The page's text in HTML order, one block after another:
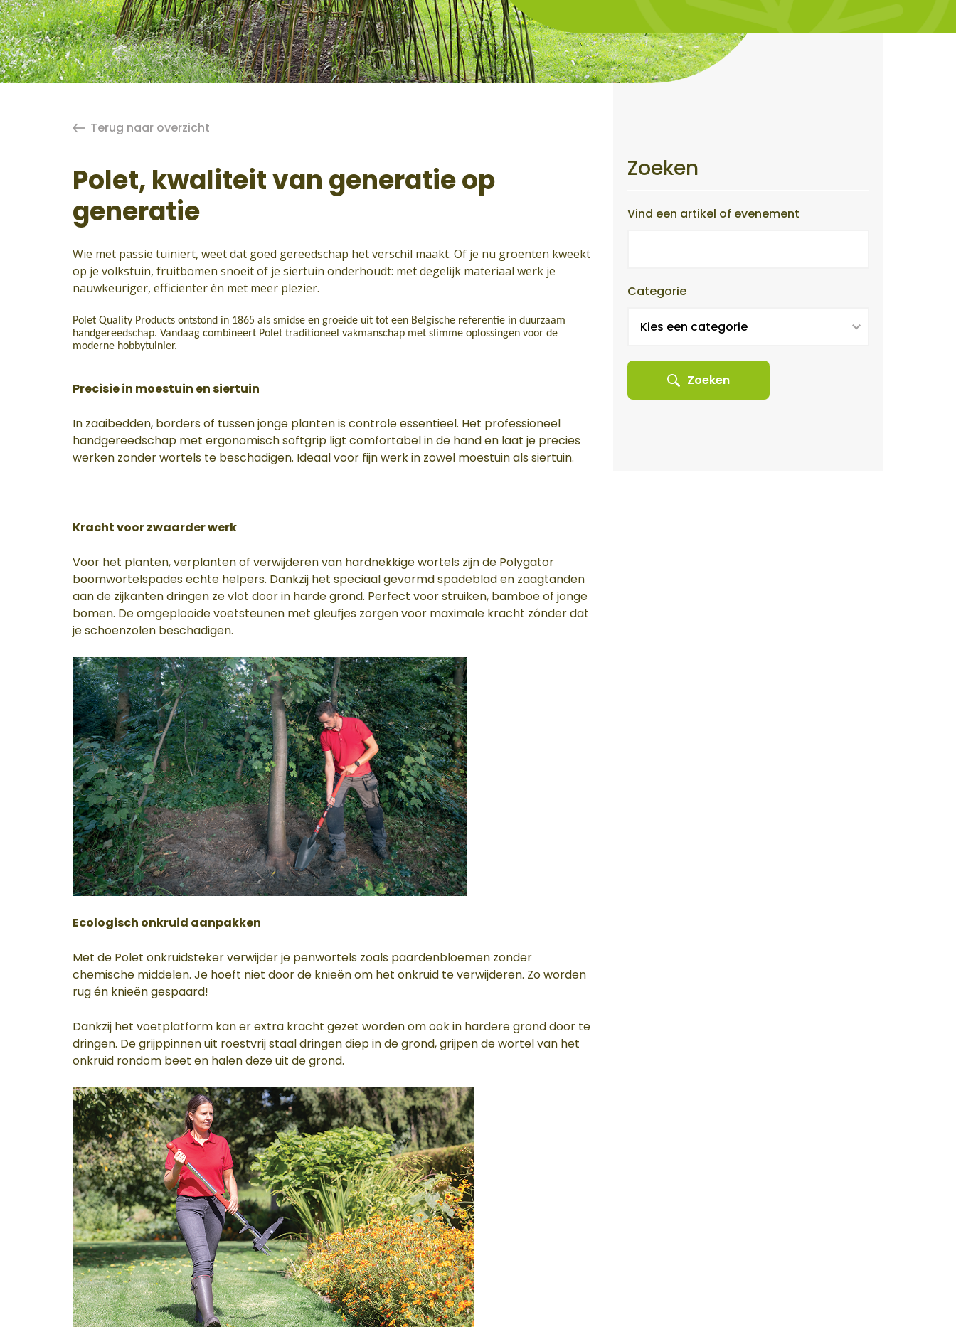
Terug naar overzicht
Polet, kwaliteit van generatie op
generatie
Wie met passie tuiniert, weet dat goed gereedschap het verschil maakt. Of je nu groenten kweekt
op je volkstuin, fruitbomen snoeit of je siertuin onderhoudt: met degelijk materiaal werk je
nauwkeuriger, efficiënter én met meer plezier.
Polet Quality Products ontstond in 1865 als smidse en groeide uit tot een Belgische referentie in duurzaam
handgereedschap. Vandaag combineert Polet traditioneel vakmanschap met slimme oplossingen voor de
moderne hobbytuinier.
Precisie in moestuin en siertuin
In zaaibedden, borders of tussen jonge planten is controle essentieel. Het professioneel
handgereedschap met ergonomisch softgrip ligt comfortabel in de hand en laat je precies
werken zonder wortels te beschadigen. Ideaal voor fijn werk in zowel moestuin als siertuin.
Kracht voor zwaarder werk
Voor het planten, verplanten of verwijderen van hardnekkige wortels zijn de Polygator
boomwortelspades echte helpers. Dankzij het speciaal gevormd spadeblad en zaagtanden
aan de zijkanten dringen ze vlot door in harde grond. Perfect voor struiken, bamboe of jonge
bomen. De omgeplooide voetsteunen met gleufjes zorgen voor maximale kracht zónder dat
je schoenzolen beschadigen.
Ecologisch onkruid aanpakken
Met de Polet onkruidsteker verwijder je penwortels zoals paardenbloemen zonder
chemische middelen. Je hoeft niet door de knieën om het onkruid te verwijderen. Zo worden
rug én knieën gespaard!
Dankzij het voetplatform kan er extra kracht gezet worden om ook in hardere grond door te
dringen. De grijppinnen uit roestvrij staal dringen diep in de grond, grijpen de wortel van het
onkruid rondom beet en halen deze uit de grond.
Zoeken
Vind een artikel of evenement
Categorie
Zoeken